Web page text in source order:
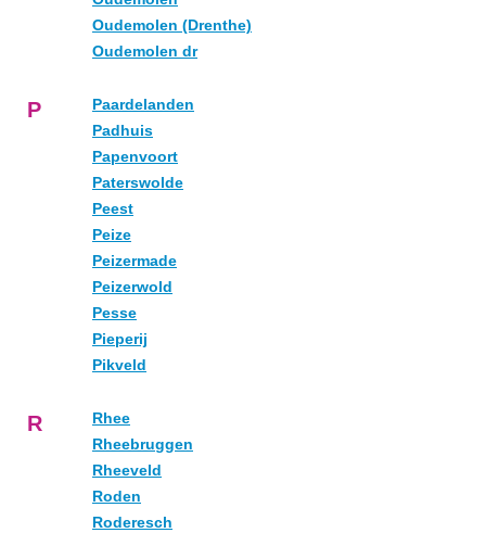
Oudemolen (Drenthe)
Oudemolen dr
P
Paardelanden
Padhuis
Papenvoort
Paterswolde
Peest
Peize
Peizermade
Peizerwold
Pesse
Pieperij
Pikveld
R
Rhee
Rheebruggen
Rheeveld
Roden
Roderesch